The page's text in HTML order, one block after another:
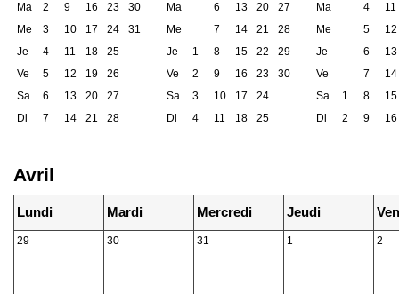
Ma
2 9 16 23
30
Me
3 10 17 24
31
Je
4 11 18
25
Ve
5 12 19
26
Sa
6 13 20
27
Di
7 14 21 28
Ma
6 13 20
27
Me
7 14 21
28
Je
1 8 15 22
29
Ve
2 9 16 23
30
Sa
3 10 17
24
Di
4 11 18 25
Ma
4
11
Me
5
12
Je
6
13
Ve
7
14
Sa
1 8
15
Di
2 9 16
Avril
Lundi Mardi Mercredi Jeudi
29 30 31 1 2